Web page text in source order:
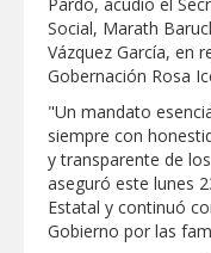
Social, Marath
Vázquez García, en
Gobernación Rosa
"Un mandato
siempre con
y transparente de
aseguró este lunes
Estatal y continuó
Gobierno por las